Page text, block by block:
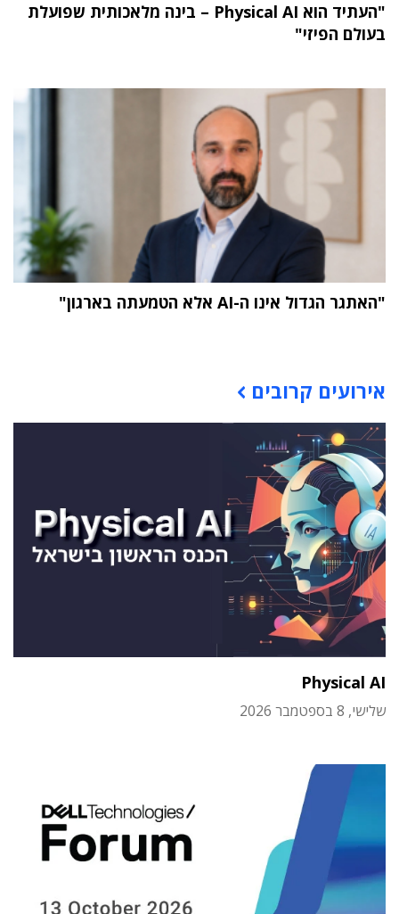
"העתיד הוא Physical AI – בינה מלאכותית שפועלת
בעולם הפיזי"
"האתגר הגדול אינו ה-AI אלא הטמעתה בארגון"
אירועים קרובים
Physical AI
שלישי, 8 בספטמבר 2026